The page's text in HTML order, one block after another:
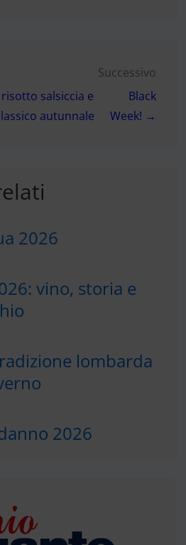
salsiccia e
autunnale
Successivo
Black
Week! →
2026
vino, storia e
lombarda
2026